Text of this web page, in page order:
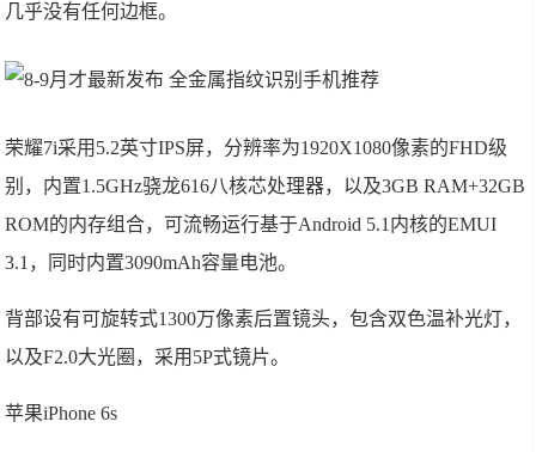
几乎没有任何边框。
荣耀7i采用5.2英寸IPS屏，分辨率为1920X1080像素的FHD级
别，内置1.5GHz骁龙616八核芯处理器，以及3GB RAM+32GB
ROM的内存组合，可流畅运行基于Android 5.1内核的EMUI
3.1，同时内置3090mAh容量电池。
背部设有可旋转式1300万像素后置镜头，包含双色温补光灯，
以及F2.0大光圈，采用5P式镜片。
苹果iPhone 6s